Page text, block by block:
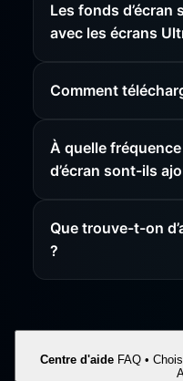
Les fonds
avec les écrans
Comment
À quelle
d’écran sont-ils
Que trouve-t-on
?
Centre d'aide FAQ •